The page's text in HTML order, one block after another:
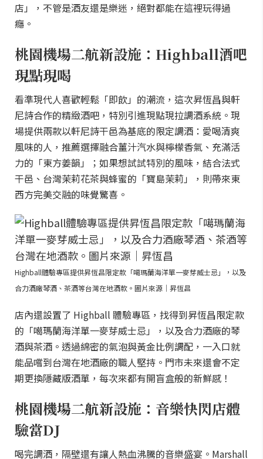
店」，不管是酒友還是樂迷，絕對都能在這裡玩得過
癮。
桃園機場二航新設施：Highball酒吧
現點現喝
看準現代人喜歡輕鬆「即飲」的潮流，這次昇恆昌與軒
尼詩合作的精緻酒吧，特別引進現點現拉調酒系統。現
場提供兩款以軒尼詩干邑為基底的限定調酒：愛喝清爽
風味的人，推薦選擇融合薑汁汽水與檸檬香氣、充滿活
力的「東方姜韻」；如果想試試特別的風味，結合法式
干邑、台灣茉莉花茶與蜂蜜的「寶島茉莉」，則帶來東
西方完美交融的味覺驚喜。
Highball體驗專區提供昇恆昌限定款「噶瑪蘭海洋單一麥芽威士忌」，以及
合力酒廠琴酒、茶酒等台灣在地酒款。圖片來源｜昇恆昌
店內還設置了 Highball 體驗專區，找得到昇恆昌限定款
的「噶瑪蘭海洋單一麥芽威士忌」，以及合力酒廠的琴
酒與茶酒。透過綿密的氣泡與黃金比例調配，一入口就
能品嚐到台灣在地酒廠的職人堅持。門市未來還會不定
期更換隱藏版酒單，每次來都有開盲盒般的新鮮感！
桃園機場二航新設施：音樂快閃店體
驗當DJ
喝完調酒，隔壁還有讓人熱血沸騰的音樂盛宴。Marshall